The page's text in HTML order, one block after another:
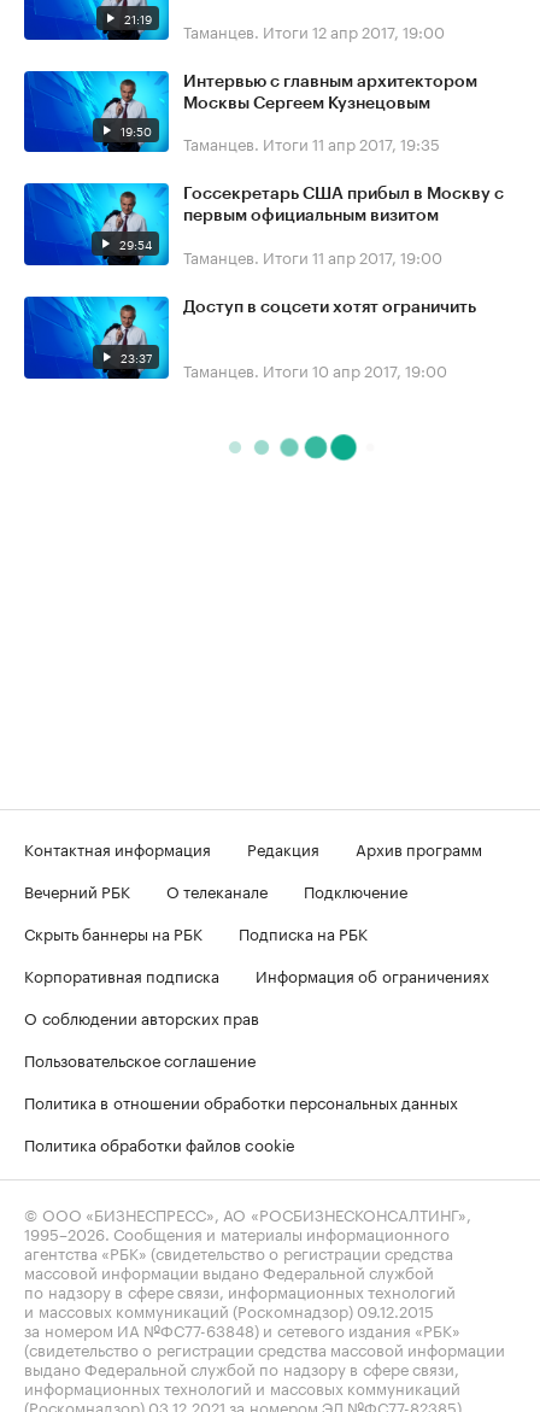
21:19 Таманцев. Итоги 12 апр 2017, 19:00
19:50
Интервью с главным архитектором
Москвы Сергеем Кузнецовым
Таманцев. Итоги 11 апр 2017, 19:35
29:54
Госсекретарь США прибыл в Москву с
первым официальным визитом
Таманцев. Итоги 11 апр 2017, 19:00
23:37
Доступ в соцсети хотят ограничить
Таманцев. Итоги 10 апр 2017, 19:00
Контактная информация Редакция
Архив программ
Вечерний РБК
О телеканале
Подключение
Скрыть баннеры на РБК
Подписка на РБК
Корпоративная подписка
Информация об ограничениях
О соблюдении авторских прав
Пользовательское соглашение
Политика в отношении обработки персональных данных
Политика обработки файлов cookie
© ООО «БИЗНЕСПРЕСС», АО «РОСБИЗНЕСКОНСАЛТИНГ»,
1995–2026 . Сообщения и материалы информационного
агентства «РБК» (свидетельство о регистрации средства
массовой информации выдано Федеральной службой
по надзору в сфере связи, информационных технологий
и массовых коммуникаций (Роскомнадзор) 09.12.2015
за номером ИА №ФС77-63848) и сетевого издания «РБК»
(свидетельство о регистрации средства массовой информации
выдано Федеральной службой по надзору в сфере связи,
информационных технологий и массовых коммуникаций
(Роскомнадзор) 03.12.2021 за номером ЭЛ №ФС77-82385)